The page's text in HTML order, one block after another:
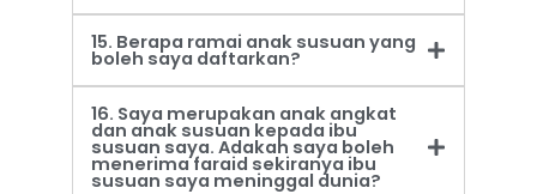
15. Berapa ramai anak susuan yang
boleh saya daftarkan?
16. Saya merupakan anak angkat
dan anak susuan kepada ibu
susuan saya. Adakah saya boleh
menerima faraid sekiranya ibu
susuan saya meninggal dunia?